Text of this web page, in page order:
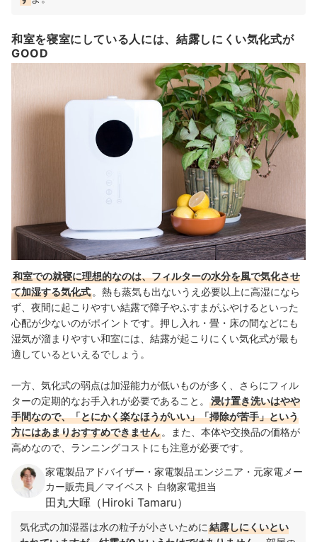
和室を寝室にしている人には、結露しにくい気化式が
GOOD
和室での就寝に理想的なのは、フィルターの水分を風で気化させ
て加湿する気化式 。熱も蒸気も出ないうえ必要以上に高湿になら
ず、夜間に起こりやすい結露で障子やふすまがふやけるといった
心配が少ないのがポイントです。押し入れ・畳・床の間などにも
湿気が溜まりやすい和室には、結露が起こりにくい気化式が最も
適しているといえるでしょう。
一方、気化式の弱点は加湿能力が低いものが多く、さらにフィル
ターの定期的なお手入れが必要であること。
浸け置き洗いはやや
手間なので、「とにかく楽なほうがいい」「掃除が苦手」という
方にはあまりおすすめできません 。また、本体や交換品の価格が
高めなので、ランニングコストにも注意が必要です。
家電製品アドバイザー・家電製品エンジニア・元家電メー
カー販売員／マイベスト 白物家電担当
田丸大暉（Hiroki Tamaru）
気化式の加湿器は水の粒子が小さいために 結露しにくいとい